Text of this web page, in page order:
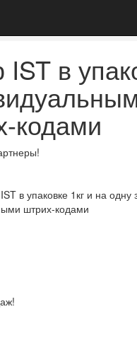
IST в
кодами
в упаковке 1кг и на одну
штрих-кодами